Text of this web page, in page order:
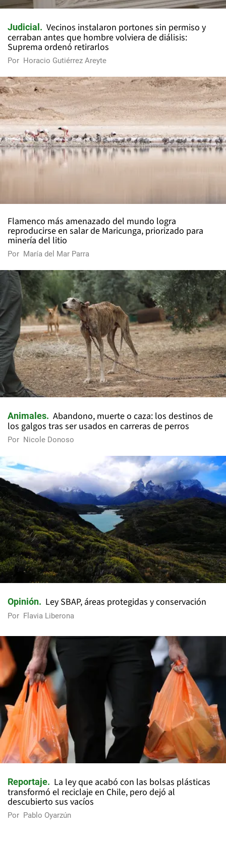
Judicial
Vecinos instalaron portones sin permiso y
cerraban antes que hombre volviera de diálisis:
Suprema ordenó retirarlos
Por Horacio Gutiérrez Areyte
Flamenco más amenazado del mundo logra
reproducirse en salar de Maricunga, priorizado para
minería del litio
Por María del Mar Parra
Animales
Abandono, muerte o caza: los destinos de
los galgos tras ser usados en carreras de perros
Por Nicole Donoso
Opinión Ley SBAP, áreas protegidas y conservación
Por Flavia Liberona
Reportaje
La ley que acabó con las bolsas plásticas
transformó el reciclaje en Chile, pero dejó al
descubierto sus vacíos
Por Pablo Oyarzún